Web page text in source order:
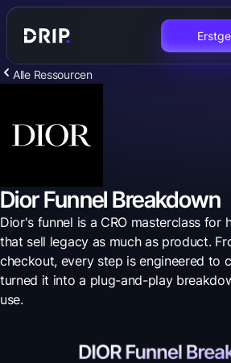
Alle Ressourcen
Dior Funnel Breakdown
Dior's funnel is a CRO masterclass for
that sell legacy as much as product.
checkout, every step is engineered to
turned it into a plug-and-play
use.